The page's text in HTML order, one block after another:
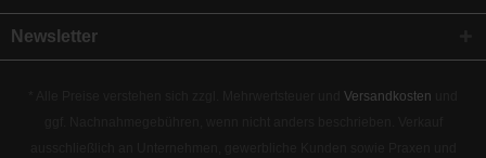
Newsletter
Versandkosten